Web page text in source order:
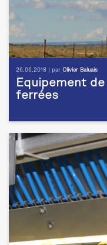
26.06.2018 | par Olivier Baluais
Equipement
ferrées